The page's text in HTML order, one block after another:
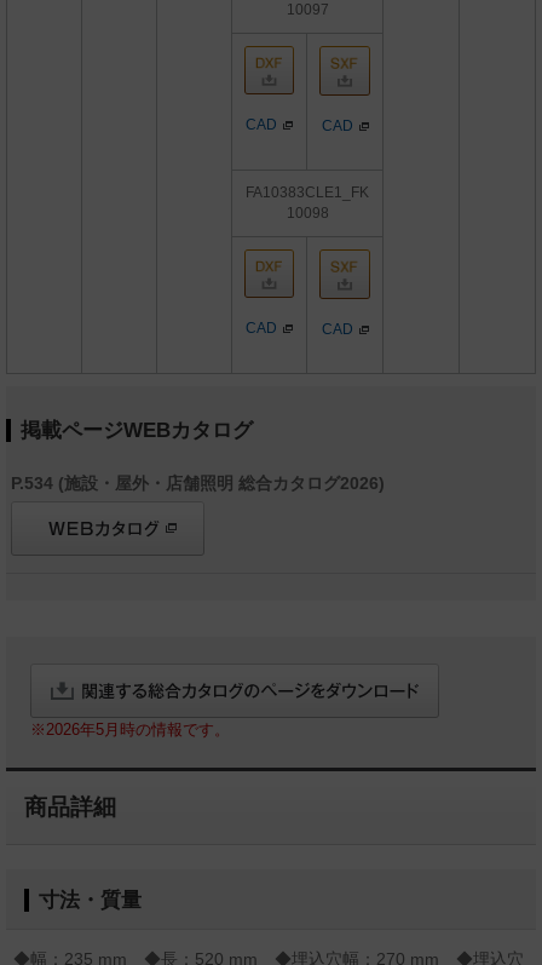
10097
CAD CAD
FA10383CLE1_FK
10098
CAD CAD
掲載ページWEBカタログ
P.534 (施設・屋外・店舗照明 総合カタログ2026)
※2026年5月時の情報です。
商品詳細
寸法・質量
◆幅：235 mm ◆長：520 mm ◆埋込穴幅：270 mm ◆埋込穴